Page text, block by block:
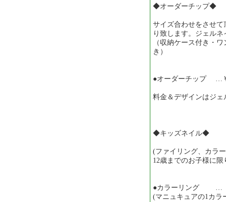
◆オーダーチップ◆
サイズ合わせをさせ
り致します。ジェル
（収納ケース付き・
き）
●オーダーチップ …
料金＆デザインはジ
◆キッズネイル◆
(ファイリング、カラ
12歳までのお子様に限
●カラーリング …
(マニュキュアの1カラ